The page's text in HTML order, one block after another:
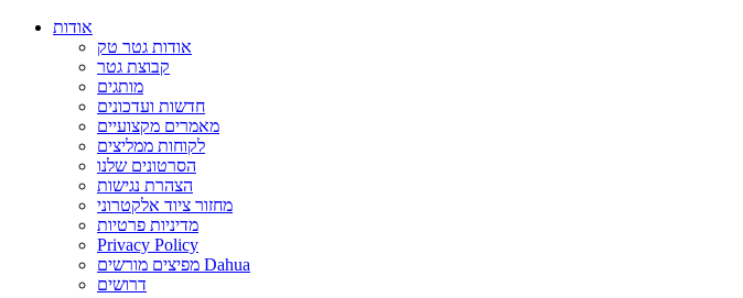
אודות
אודות גטר טק
קבוצת גטר
מותגים
חדשות ועדכונים
מאמרים מקצועיים
לקוחות ממליצים
הסרטונים שלנו
הצהרת נגישות
מחזור ציוד אלקטרוני
מדיניות פרטיות
Privacy Policy
מפיצים מורשים Dahua
דרושים